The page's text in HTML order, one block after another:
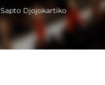
Sapto Djojokartiko